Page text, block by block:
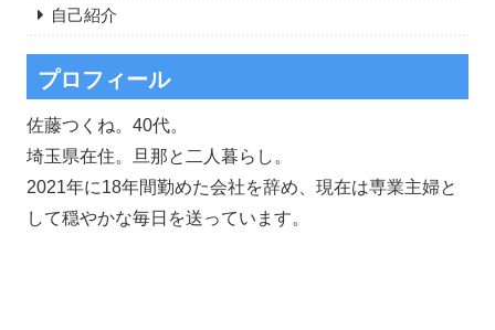
自己紹介
プロフィール
佐藤つくね。40代。
埼玉県在住。旦那と二人暮らし。
2021年に18年間勤めた会社を辞め、現在は専業主婦と
して穏やかな毎日を送っています。